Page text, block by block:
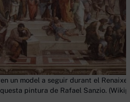
un model a seguir durant el
pintura de Rafael Sanzio.